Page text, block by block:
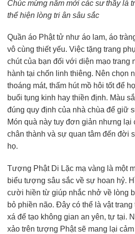
Chúc mừng năm mới các sư thầy là
thể hiện lòng tri ân sâu sắc
Quần áo Phật tử như áo lam, áo
vô cùng thiết yếu. Việc tặng trang
chút của bạn đối với diện mạo trang
hành tại chốn linh thiêng. Nên chọn
thoáng mát, thấm hút mồ hôi tốt để
buổi tụng kinh hay thiền định. Màu
đúng quy định của nhà chùa để giữ
Món quà này tuy đơn giản nhưng
chân thành và sự quan tâm đến đời
họ.
Tượng Phật Di Lặc mạ vàng là một
biểu tượng sâu sắc về sự hoan hỷ.
cười hiền từ giúp nhắc nhở về lòng
bỏ phiền não. Đây có thể là vật trang
xá để tạo không gian an yên, tự tại.
xảo trên tượng Phật sẽ mang lại